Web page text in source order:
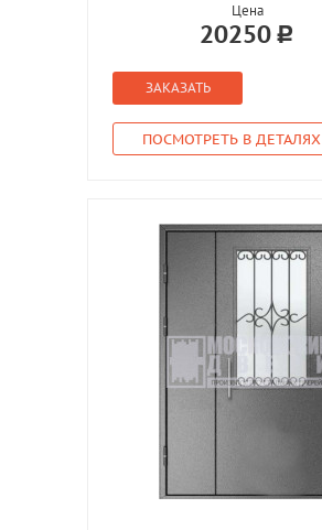
Цена
20250
ЗАКАЗАТЬ
ПОСМОТРЕТЬ В ДЕТАЛЯХ